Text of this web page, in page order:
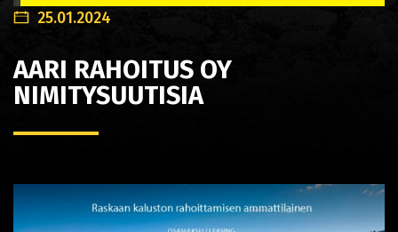
25.01.2024
AARI RAHOITUS OY
NIMITYSUUTISIA